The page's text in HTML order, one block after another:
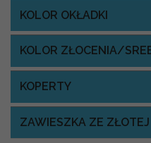
KOLOR OKŁADKI
KOLOR ZŁOCENIA/
KOPERTY
ZAWIESZKA ZE ZŁOTEJ